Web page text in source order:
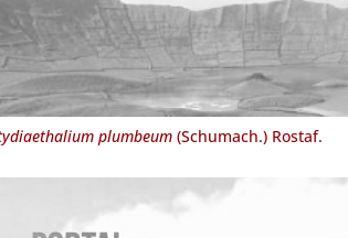
plumbeum(Schumach.) Rostaf.